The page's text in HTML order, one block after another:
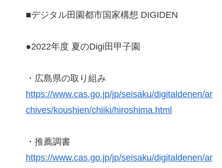
■デジタル田園都市国家構想 DIGIDEN
●2022年度 夏のDigi田甲子園
・広島県の取り組み
https://www.cas.go.jp/jp/seisaku/digitaldenen/ar
chives/koushien/chiiki/hiroshima.html
・推薦調書
https://www.cas.go.jp/jp/seisaku/digitaldenen/ar